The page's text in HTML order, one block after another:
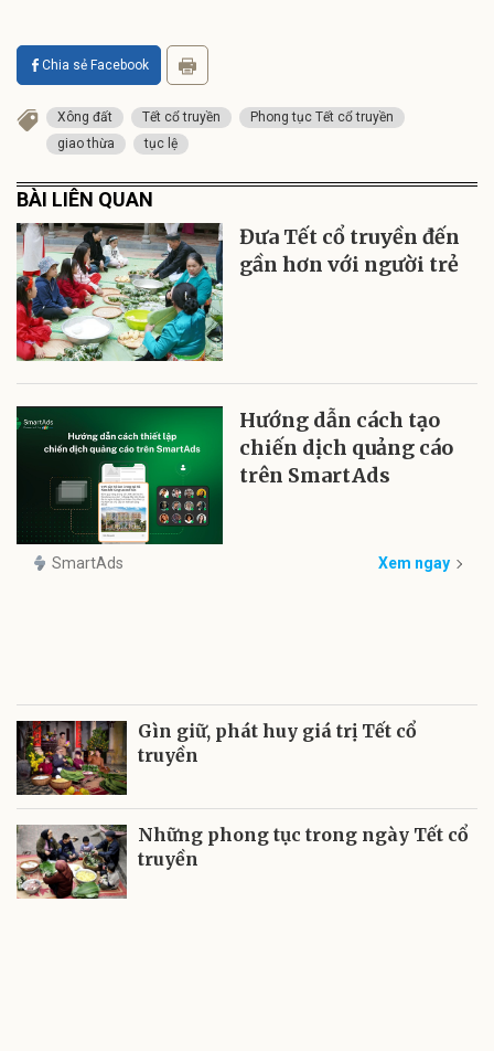
Chia sẻ Facebook
Xông đất Tết cổ truyền
Phong tục Tết cổ truyền
giao thừa
tục lệ
BÀI LIÊN QUAN
Đưa Tết cổ truyền đến
gần hơn với người trẻ
Hướng dẫn cách tạo
chiến dịch quảng cáo
trên SmartAds
SmartAds Xem ngay
Gìn giữ, phát huy giá trị Tết cổ
truyền
Những phong tục trong ngày Tết cổ
truyền